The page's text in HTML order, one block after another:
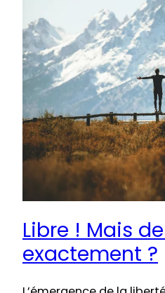
Libre ! Mais
exactement ?